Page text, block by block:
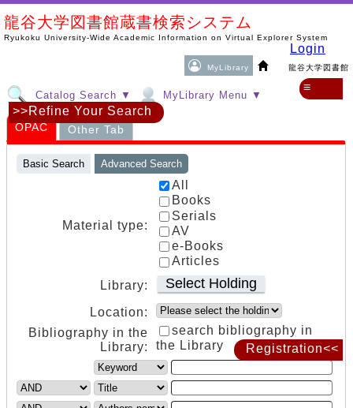
龍谷大学図書館蔵書検索システム
Ryukoku University-Wide Academic Information on Virtual Explorer System
MyLibrary 龍谷大学図書館
Login
Catalog Search ▼ MyLibrary Menu ▼
≡
Registration<<
OPAC Other Tab
Basic Search Advanced Search
Material type:
All
Books
Serials
AV
e-Books
Articles
Library:
Select Holding
Location:
Bibliography in the
Library:
search bibliography in
the Library
>>Refine Your Search